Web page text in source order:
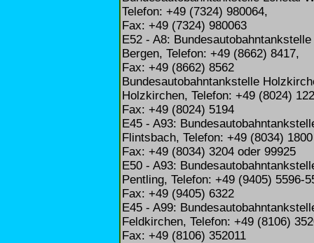
Telefon: +49 (7324) 980064,
Fax: +49 (7324) 980063
E52 - A8:
Bergen, Telefon: +49 (8662) 8417,
Fax: +49 (8662) 8562
Bundesautobahntankstelle
Holzkirchen, Telefon: +49 (8024)
Fax: +49 (8024) 5194
E45 - A93:
Flintsbach, Telefon: +49 (8034)
Fax: +49 (8034) 3204 oder 99925
E50 - A93:
Pentling, Telefon: +49 (9405) 5596-
Fax: +49 (9405) 6322
E45 - A99:
Feldkirchen, Telefon: +49 (8106)
Fax: +49 (8106) 352011